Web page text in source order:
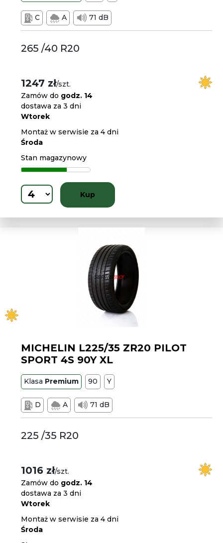
C A 71 dB
265 /40 R20
1247 zł/szt.
Zamów do godz. 14
dostawa za 3 dni
Wtorek
Montaż w serwisie za 4 dni
Środa
Stan magazynowy
Kup
MICHELIN L225/35 ZR20 PILOT
SPORT 4S 90Y XL
Klasa Premium 90 Y
D A 71 dB
225 /35 R20
1016 zł/szt.
Zamów do godz. 14
dostawa za 3 dni
Wtorek
Montaż w serwisie za 4 dni
Środa